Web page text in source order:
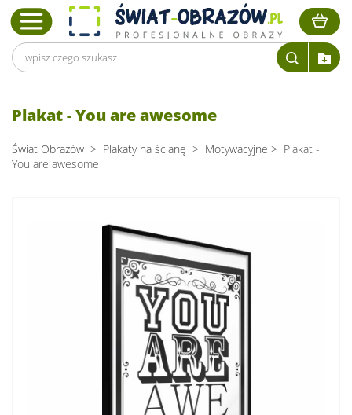
Plakat - You are awesome
Świat Obrazów > Plakaty na ścianę > Motywacyjne > Plakat -
You are awesome